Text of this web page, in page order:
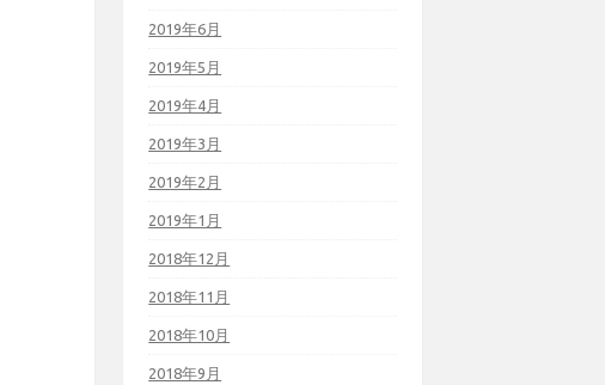
2019年6月
2019年5月
2019年4月
2019年3月
2019年2月
2019年1月
2018年12月
2018年11月
2018年10月
2018年9月